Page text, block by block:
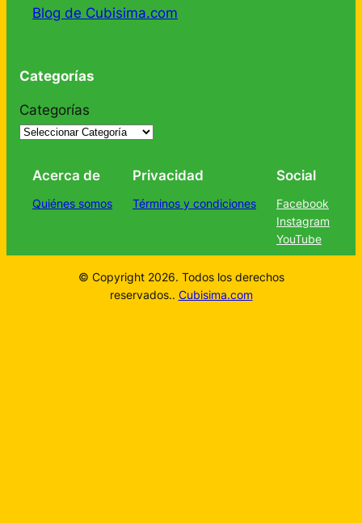
Blog de Cubisima.com
Categorías
Categorías
Acerca de
Quiénes somos
Privacidad
Términos y condiciones
Social
Facebook
Instagram
YouTube
© Copyright 2026. Todos los derechos
reservados.. Cubisima.com